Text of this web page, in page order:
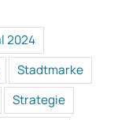
2024
Stadtmarke
Strategie